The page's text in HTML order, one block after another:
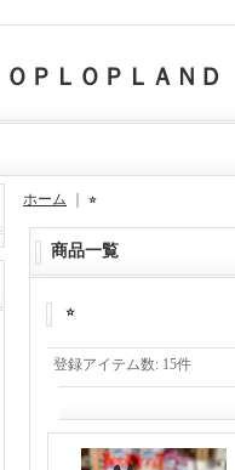
ＰＬＯＰＬＡＮＤ
ホーム ⭐︎
商品一覧
⭐︎
登録アイテム数: 15件